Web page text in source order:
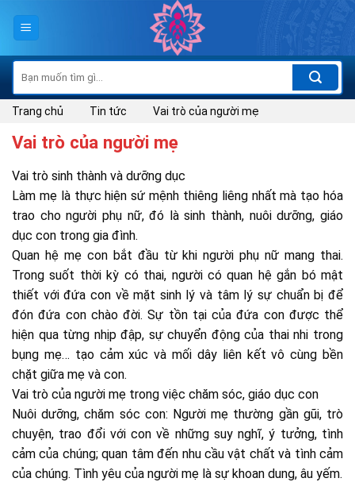
kiếm:
Trang chủ Tin tức Vai trò của người mẹ
Vai trò của người mẹ
Vai trò sinh thành và dưỡng dục
Làm mẹ là thực hiện sứ mệnh thiêng liêng nhất mà tạo hóa
trao cho người phụ nữ, đó là sinh thành, nuôi dưỡng, giáo
dục con trong gia đình.
Quan hệ mẹ con bắt đầu từ khi người phụ nữ mang thai.
Trong suốt thời kỳ có thai, người có quan hệ gắn bó mật
thiết với đứa con về mặt sinh lý và tâm lý sự chuẩn bị để
đón đứa con chào đời. Sự tồn tại của đứa con được thể
hiện qua từng nhịp đập, sự chuyển động của thai nhi trong
bụng mẹ… tạo cảm xúc và mối dây liên kết vô cùng bền
chặt giữa mẹ và con.
Vai trò của người mẹ trong việc chăm sóc, giáo dục con
Nuôi dưỡng, chăm sóc con: Người mẹ thường gần gũi, trò
chuyện, trao đổi với con về những suy nghĩ, ý tưởng, tình
cảm của chúng; quan tâm đến nhu cầu vật chất và tình cảm
của chúng. Tình yêu của người mẹ là sự khoan dung, âu yếm.